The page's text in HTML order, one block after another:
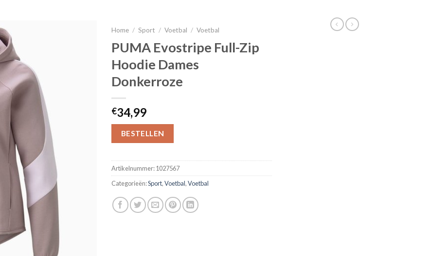
Home / Sport / Voetbal / Voetbal
PUMA Evostripe Full-Zip
Hoodie Dames
Donkerroze
€34,99
BESTELLEN
Artikelnummer:1027567
Categorieën:Sport,Voetbal,Voetbal